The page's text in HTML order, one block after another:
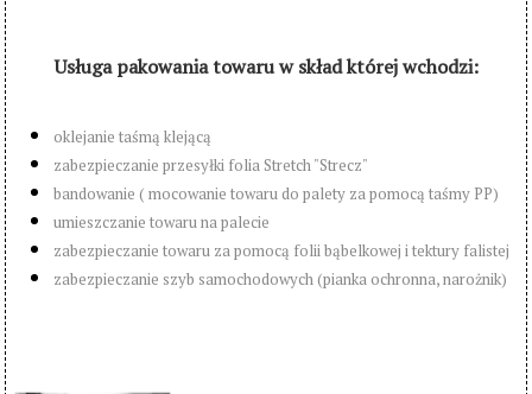
Usługa pakowania towaru w skład której wchodzi:
oklejanie taśmą klejącą
zabezpieczanie przesyłki folia Stretch "Strecz"
bandowanie ( mocowanie towaru do palety za pomocą taśmy PP)
umieszczanie towaru na palecie
zabezpieczanie towaru za pomocą folii bąbelkowej i tektury falistej
zabezpieczanie szyb samochodowych (pianka ochronna, narożnik)